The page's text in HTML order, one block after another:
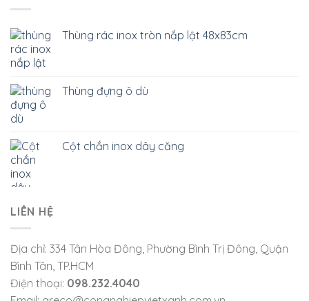
Thùng rác inox tròn nắp lật 48x83cm
Thùng đựng ô dù
Cột chắn inox dây căng
LIÊN HỆ
Địa chỉ: 334 Tân Hòa Đông, Phường Bình Trị Đông, Quận
Bình Tân, TP.HCM
Điện thoại: 098.232.4040